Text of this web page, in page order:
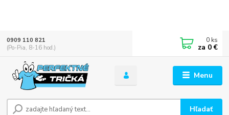
Menu
Hľadať
0909 110 821
(Po-Pia, 8-16 hod.)
0 ks
za 0 €